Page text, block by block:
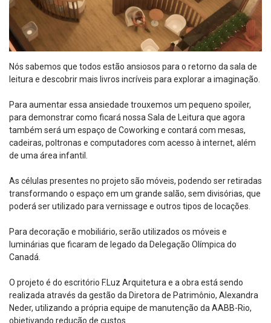
Nós sabemos que todos estão ansiosos para o retorno da sala de
leitura e descobrir mais livros incríveis para explorar a imaginação.
Para aumentar essa ansiedade trouxemos um pequeno spoiler,
para demonstrar como ficará nossa Sala de Leitura que agora
também será um espaço de Coworking e contará com mesas,
cadeiras, poltronas e computadores com acesso à internet, além
de uma área infantil.
As células presentes no projeto são móveis, podendo ser retiradas
transformando o espaço em um grande salão, sem divisórias, que
poderá ser utilizado para vernissage e outros tipos de locações.
Para decoração e mobiliário, serão utilizados os móveis e
luminárias que ficaram de legado da Delegação Olímpica do
Canadá.
O projeto é do escritório F.Luz Arquitetura e a obra está sendo
realizada através da gestão da Diretora de Patrimônio, Alexandra
Neder, utilizando a própria equipe de manutenção da AABB-Rio,
objetivando redução de custos.